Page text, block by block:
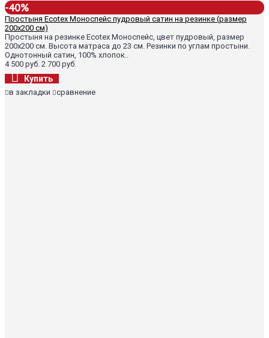
-40%
Простыня Ecotex Моноспейс пудровый сатин на резинке (размер
200х200 см)
Простыня на резинке Ecotex Моноспейс, цвет пудровый, размер
200х200 см. Высота матраса до 23 см. Резинки по углам простыни.
Однотонный сатин, 100% хлопок..
4 500 руб. 2 700 руб.
Купить
в закладки сравнение